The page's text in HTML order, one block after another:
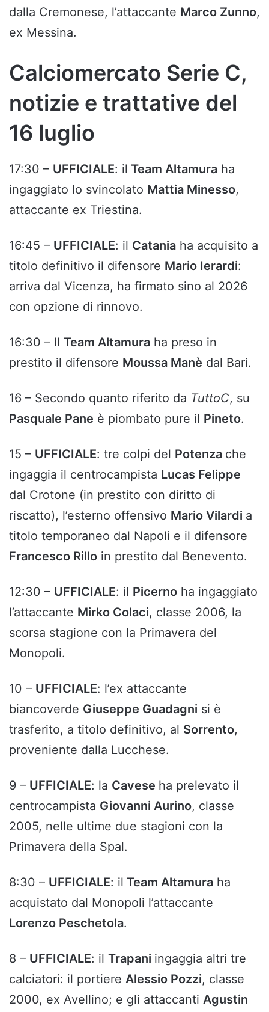
dalla Cremonese, l’attaccante Marco Zunno,
ex Messina.
Calciomercato Serie C,
notizie e trattative del
16 luglio
17:30 – UFFICIALE: il Team Altamura ha
ingaggiato lo svincolato Mattia Minesso,
attaccante ex Triestina.
16:45 – UFFICIALE: il Catania ha acquisito a
titolo definitivo il difensore Mario Ierardi:
arriva dal Vicenza, ha firmato sino al 2026
con opzione di rinnovo.
16:30 – Il Team Altamura ha preso in
prestito il difensore Moussa Manè dal Bari.
16 – Secondo quanto riferito da TuttoC, su
Pasquale Pane è piombato pure il Pineto.
15 – UFFICIALE: tre colpi del Potenza che
ingaggia il centrocampista Lucas Felippe
dal Crotone (in prestito con diritto di
riscatto), l’esterno offensivo Mario Vilardi a
titolo temporaneo dal Napoli e il difensore
Francesco Rillo in prestito dal Benevento.
12:30 – UFFICIALE: il Picerno ha ingaggiato
l’attaccante Mirko Colaci, classe 2006, la
scorsa stagione con la Primavera del
Monopoli.
10 – UFFICIALE: l’ex attaccante
biancoverde Giuseppe Guadagni si è
trasferito, a titolo definitivo, al Sorrento,
proveniente dalla Lucchese.
9 – UFFICIALE: la Cavese ha prelevato il
centrocampista Giovanni Aurino, classe
2005, nelle ultime due stagioni con la
Primavera della Spal.
8:30 – UFFICIALE: il Team Altamura ha
acquistato dal Monopoli l’attaccante
Lorenzo Peschetola.
8 – UFFICIALE: il Trapani ingaggia altri tre
calciatori: il portiere Alessio Pozzi, classe
2000, ex Avellino; e gli attaccanti Agustin